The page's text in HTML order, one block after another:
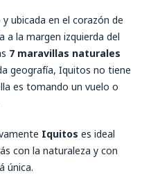
y ubicada en el corazón de
a la margen izquierda del
7 maravillas naturales
geografía, Iquitos no tiene
es tomando un vuelo o
Iquitos es ideal
con la naturaleza y con
única.